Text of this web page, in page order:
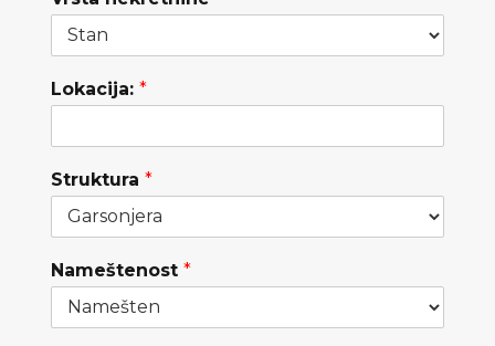
Lokacija: *
Struktura *
Nameštenost *